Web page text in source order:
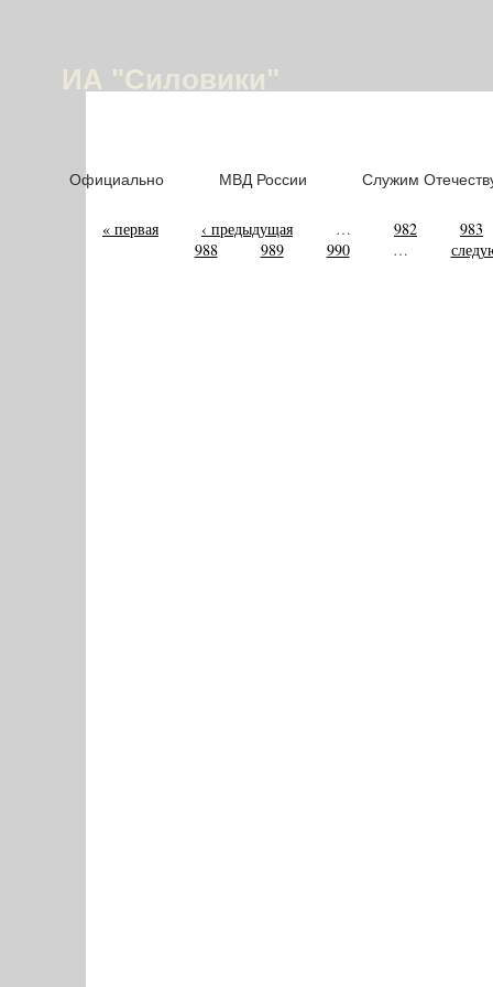
ИА "Силовики"
Официально МВД России Служим
« первая ‹ предыдущая … 982
983
988
989 990 …